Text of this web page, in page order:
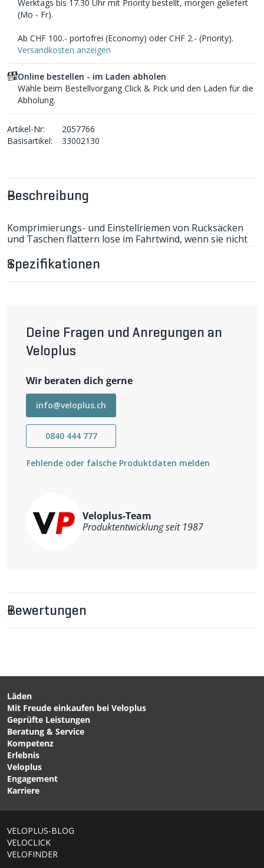
Beschreibung
Komprimierungs- und Einstellriemen von Rucksäcken
und Taschen flattern lose im Fahrtwind, wenn sie nicht
von Klammern oder Gummiringen festgehalten werden.
Diese nachrüstbaren, schliessbaren Klammern
übernehmen diese Aufgabe. Sie lassen sich am
Führungsband jederzeit wiederverschliessbar
weiter lesen
Spezifikationen
Deine Fragen und Anregungen an
Veloplus
Wir beraten dich gerne
info@veloplus.ch
0840 444 777
Fehlende oder falsche Produktdaten melden
Veloplus-Team
Produktentwicklung seit 1987
Werktags bis 17.30 Uhr mit Priority bestellt, morgen geliefert
(Mo - Fr).
Ab CHF 100.- portofrei (Economy) oder CHF 2.- (Priority).
Versandkosten anzeigen
Online bestellen - im Laden abholen
Wähle beim Bestellvorgang Click & Pick und den Laden für die
Abholung.
Artikel-Nr:
2057766
Basisartikel:
33002130
Bewertungen
Läden
Mit Freude einkaufen bei Veloplus
Geprüfte Leistungen
Beratung & Service
Kompetenz
Erlebnis
Veloplus
Engagement
Karriere
VELOPLUS-BLOG
VELOCLICK
VELOFINDER